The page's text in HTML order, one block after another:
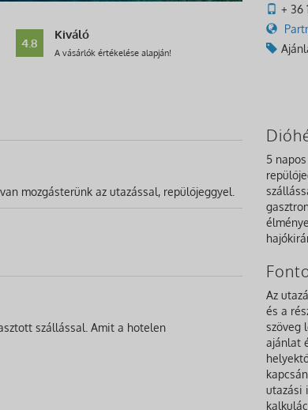
4.8
Kiváló
A vásárlók értékelése alapján!
+ 36
mozgásterünk az utazással, repülőjeggyel.
szállással. Amit a hotelen
5
Az
és a
szöveg
ajánlat
utazási